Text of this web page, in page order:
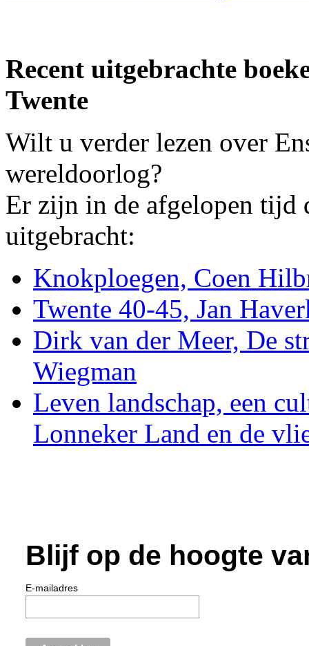
Recent uitgebrachte
Twente
Wilt u verder lezen over
wereldoorlog?
Er zijn in de afgelopen tijd
uitgebracht:
Knokploegen, Coen
Twente 40-45, Jan
Dirk van der Meer, De
Wiegman
Leven landschap, een
Lonneker Land en de
Blijf op de hoogte
E-mailadres